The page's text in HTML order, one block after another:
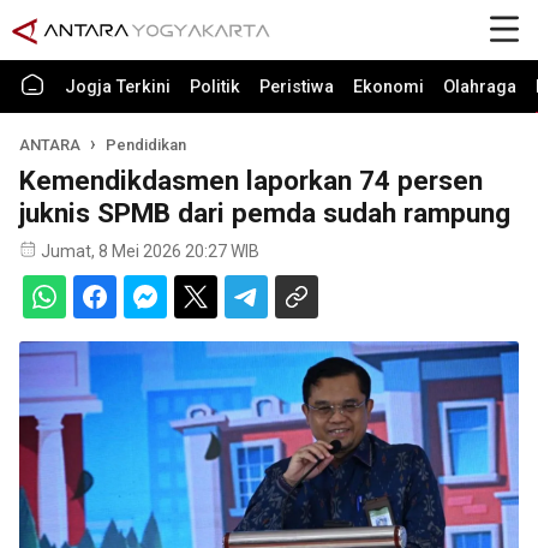
Jogja Terkini Politik Peristiwa Ekonomi Olahraga
ANTARA Pendidikan
Kemendikdasmen laporkan 74 persen
juknis SPMB dari pemda sudah rampung
Jumat, 8 Mei 2026 20:27 WIB